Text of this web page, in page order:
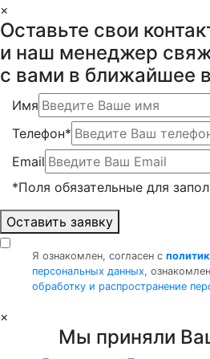
×
Оставьте свои
и наш менеджер
с вами в ближайшее
Имя
Телефон*
Email
*Поля обязательные для
Оставить заявку
Я ознакомлен, согласен с
персональных данных,
обработку и распространение
×
Мы приняли